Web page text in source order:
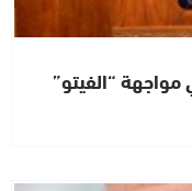
“الفيتو”